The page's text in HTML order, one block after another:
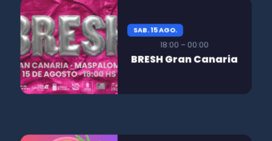
SAB. 15 AGO.
18:00 – 00:00
BRESH Gran Canaria